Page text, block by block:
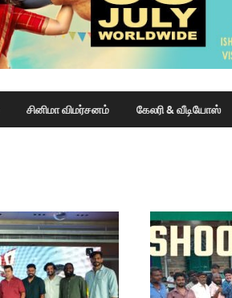
சினிமா விமர்சனம் கேலரி & வீடியோஸ்